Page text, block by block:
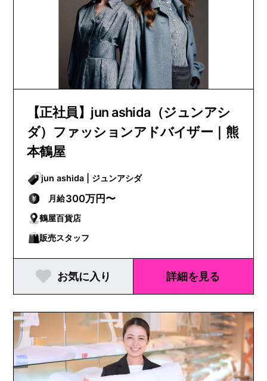
【正社員】jun ashida（ジュンアシ
ダ）ファッションアドバイザー｜熊
本鶴屋
jun ashida | ジュンアシダ
月給300万円〜
鶴屋百貨店
販売スタッフ
お気に入り 詳細を見る